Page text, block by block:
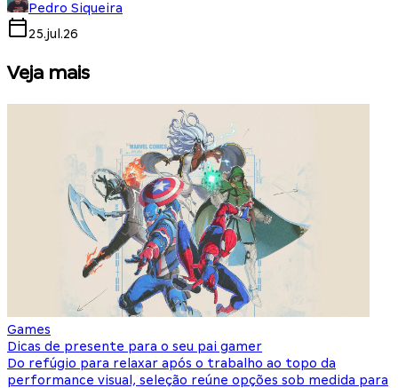
Pedro Siqueira
25.jul.26
Veja mais
Games
Dicas de presente para o seu pai gamer
Do refúgio para relaxar após o trabalho ao topo da
performance visual, seleção reúne opções sob medida para